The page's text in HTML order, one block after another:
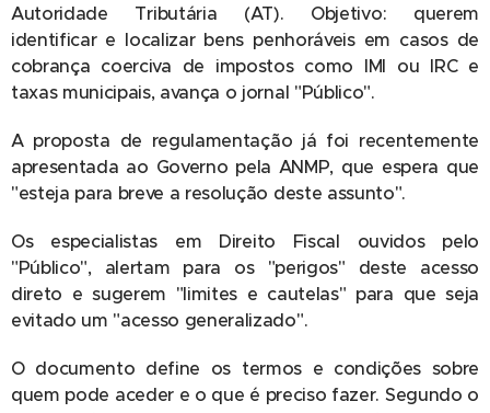
Autoridade Tributária (AT). Objetivo: querem
identificar e localizar bens penhoráveis em casos de
cobrança coerciva de impostos como IMI ou IRC e
taxas municipais, avança o jornal "Público".
A proposta de regulamentação já foi recentemente
apresentada ao Governo pela ANMP, que espera que
"esteja para breve a resolução deste assunto".
Os especialistas em Direito Fiscal ouvidos pelo
"Público", alertam para os "perigos" deste acesso
direto e sugerem "limites e cautelas" para que seja
evitado um "acesso generalizado".
O documento define os termos e condições sobre
quem pode aceder e o que é preciso fazer. Segundo o